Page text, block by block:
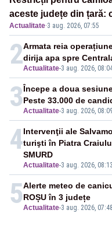
aceste județe din țară:
între orele 12:00 și 20:00
Actualitate·3 aug. 2026, 07:55
2Actualitate-3 aug. 2026,
Armata reia
dirija apa spre
3Actualitate-3 aug. 2026, 08:09
Începe a doua
Peste 33.000 de
4
Actualitate-3 aug. 2026, 08:13
Intervenţii ale
turişti în Piatra
SMURD
5Actualitate-3 aug. 2026, 07:48
Alerte meteo de
ROȘU în 3 județe